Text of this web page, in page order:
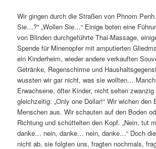
Wir gingen durch die Straßen von Phnom
Sie…?“ „Wollen Sie…“ Einige boten eine
von Blinden durchgeführte Thai-Massage,
Spende für Minenopfer mit amputierten
ein Kinderheim, wieder andere verkauften
Getränke, Regenschirme und
wussten wir gar nicht, was sie wollten…
Erwachsene, öfter Kinder, nicht selten
gleichzeitig: „Only one Dollar!“ Wir wichen den
Menschen aus. Wir schauten auf den Boden
Richtung und schüttelten den Kopf. „Nein, tut
danke… nein, danke… nein, danke…“ Doch
nicht ab, sie folgten uns, fragten nochmals,